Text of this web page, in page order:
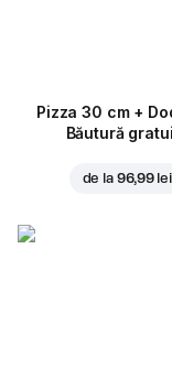
Pizza 30 cm +
Băutură
de la 96,99 lei